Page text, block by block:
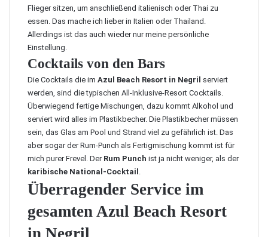
Flieger sitzen, um anschließend italienisch oder Thai zu
essen. Das mache ich lieber in Italien oder Thailand.
Allerdings ist das auch wieder nur meine persönliche
Einstellung.
Cocktails von den Bars
Die Cocktails die im Azul Beach Resort in Negril serviert
werden, sind die typischen All-Inklusive-Resort Cocktails.
Überwiegend fertige Mischungen, dazu kommt Alkohol und
serviert wird alles im Plastikbecher. Die Plastikbecher müssen
sein, das Glas am Pool und Strand viel zu gefährlich ist. Das
aber sogar derRum-Punch als Fertigmischung kommt ist für
mich purer Frevel. Der Rum Punch ist ja nicht weniger, als der
karibische National-Cocktail .
Überragender Service im
gesamten Azul Beach Resort
in Negril